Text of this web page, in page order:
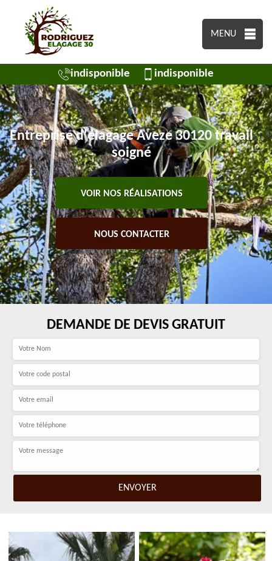
MENU
indisponible indisponible
Entreprise d'élagage Aveze 30120 travail
soigné
VOIR NOS RÉALISATIONS
NOUS CONTACTER
DEMANDE DE DEVIS GRATUIT